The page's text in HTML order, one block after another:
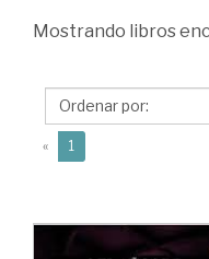
la
Ediciones
Rilke
Mostrando libros
« 1